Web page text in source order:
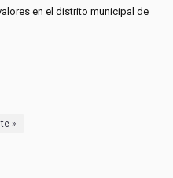
en el distrito municipal de
»